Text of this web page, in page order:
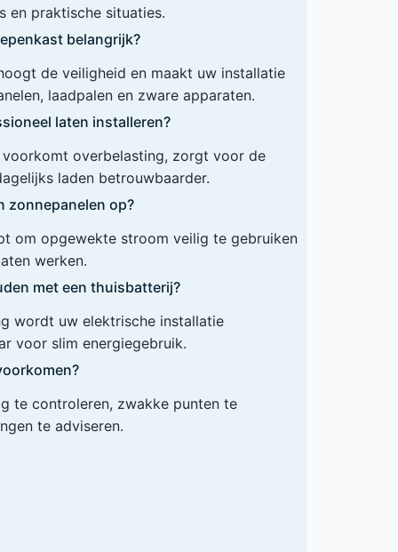
en praktische situaties.
belangrijk?
de veiligheid en maakt uw installatie
laadpalen en zware apparaten.
laten installeren?
overbelasting, zorgt voor de
laden betrouwbaarder.
zonnepanelen op?
om opgewekte stroom veilig te gebruiken
werken.
met een thuisbatterij?
wordt uw elektrische installatie
voor slim energiegebruik.
te controleren, zwakke punten te
te adviseren.